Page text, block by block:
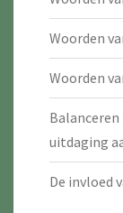
Woorden
Woorden
uitdaging
De invloed